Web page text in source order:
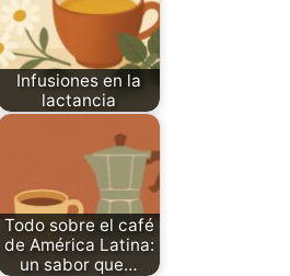
Infusiones en la
lactancia
Todo sobre el café
de América Latina:
un sabor que…